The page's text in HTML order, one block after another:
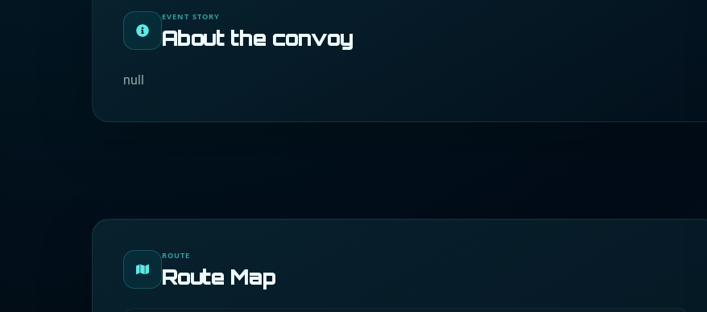
EVENT STORY
About the convoy
null
ROUTE
Route Map